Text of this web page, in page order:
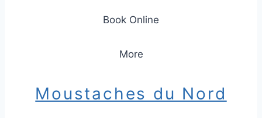
Book Online
More
Moustaches du Nord